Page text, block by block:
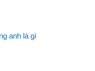
anh là gì